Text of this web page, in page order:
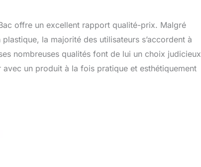
offre un excellent rapport qualité-prix. Malgré
la majorité des utilisateurs s’accordent à
nombreuses qualités font de lui un choix judicieux
un produit à la fois pratique et esthétiquement